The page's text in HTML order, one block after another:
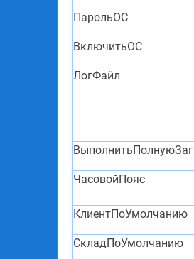
ПарольОС
ВключитьОС
ЛогФайл
ЧасовойПояс
КлиентПоУмолчанию
СкладПоУмолчанию